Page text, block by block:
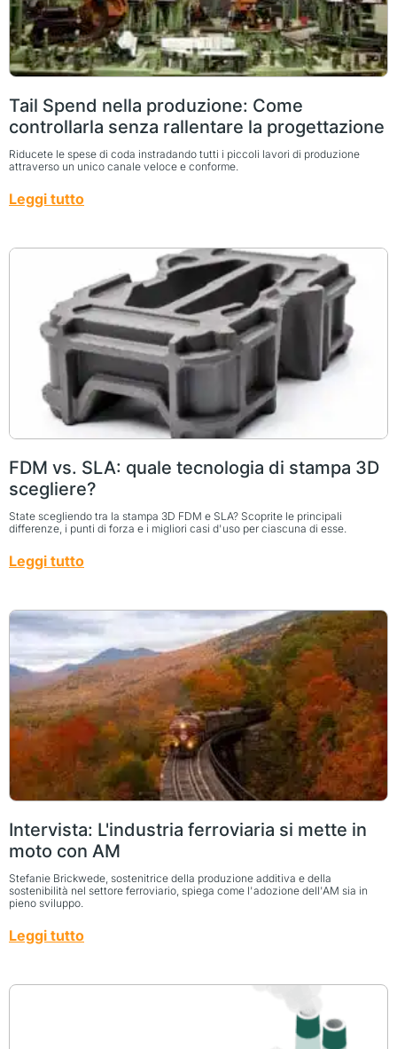
Tail Spend nella produzione: Come
controllarla senza rallentare la progettazione
Riducete le spese di coda instradando tutti i piccoli lavori di produzione
attraverso un unico canale veloce e conforme.
Leggi tutto
FDM vs. SLA: quale tecnologia di stampa 3D
scegliere?
State scegliendo tra la stampa 3D FDM e SLA? Scoprite le principali
differenze, i punti di forza e i migliori casi d'uso per ciascuna di esse.
Leggi tutto
Intervista: L'industria ferroviaria si mette in
moto con AM
Stefanie Brickwede, sostenitrice della produzione additiva e della
sostenibilità nel settore ferroviario, spiega come l'adozione dell'AM sia in
pieno sviluppo.
Leggi tutto